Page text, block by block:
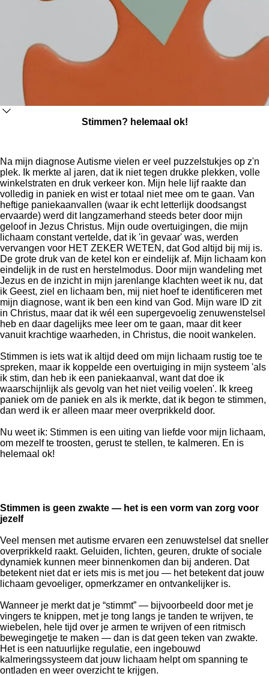
Stimmen? helemaal ok!
Na mijn diagnose Autisme vielen er veel puzzelstukjes op z'n
plek. Ik merkte al jaren, dat ik niet tegen drukke plekken, volle
winkelstraten en druk verkeer kon. Mijn hele lijf raakte dan
volledig in paniek en wist er totaal niet mee om te gaan. Van
heftige paniekaanvallen (waar ik echt letterlijk doodsangst
ervaarde) werd dit langzamerhand steeds beter door mijn
geloof in Jezus Christus. Mijn oude overtuigingen, die mijn
lichaam constant vertelde, dat ik 'in gevaar' was, werden
vervangen voor HET ZEKER WETEN, dat God altijd bij mij is.
De grote druk van de ketel kon er eindelijk af. Mijn lichaam kon
eindelijk in de rust en herstelmodus. Door mijn wandeling met
Jezus en de inzicht in mijn jarenlange klachten weet ik nu, dat
ik Geest, ziel en lichaam ben, mij niet hoef te identificeren met
mijn diagnose, want ik ben een kind van God. Mijn ware ID zit
in Christus, maar dat ik wél een supergevoelig zenuwenstelsel
heb en daar dagelijks mee leer om te gaan, maar dit keer
vanuit krachtige waarheden, in Christus, die nooit wankelen.
Stimmen is iets wat ik altijd deed om mijn lichaam rustig toe te
spreken, maar ik koppelde een overtuiging in mijn systeem 'als
ik stim, dan heb ik een paniekaanval, want dat doe ik
waarschijnlijk als gevolg van het niet veilig voelen'. Ik kreeg
paniek om de paniek en als ik merkte, dat ik begon te stimmen,
dan werd ik er alleen maar meer overprikkeld door.
Nu weet ik: Stimmen is een uiting van liefde voor mijn lichaam,
om mezelf te troosten, gerust te stellen, te kalmeren. En is
helemaal ok!
Stimmen is geen zwakte — het is een vorm van zorg voor
jezelf
Veel mensen met autisme ervaren een zenuwstelsel dat sneller
overprikkeld raakt. Geluiden, lichten, geuren, drukte of sociale
dynamiek kunnen meer binnenkomen dan bij anderen. Dat
betekent niet dat er iets mis is met jou — het betekent dat jouw
lichaam gevoeliger, opmerkzamer en ontvankelijker is.
Wanneer je merkt dat je “stimmt” — bijvoorbeeld door met je
vingers te knippen, met je tong langs je tanden te wrijven, te
wiebelen, hele tijd over je armen te wrijven of een ritmisch
bewegingetje te maken — dan is dat geen teken van zwakte.
Het is een natuurlijke regulatie, een ingebouwd
kalmeringssysteem dat jouw lichaam helpt om spanning te
ontladen en weer overzicht te krijgen.